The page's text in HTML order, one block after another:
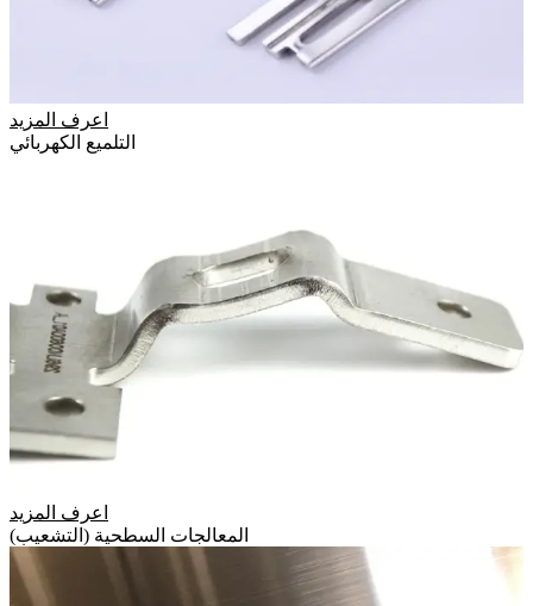
اعرف المزيد
التلميع الكهربائي
اعرف المزيد
المعالجات السطحية (التشعيب)